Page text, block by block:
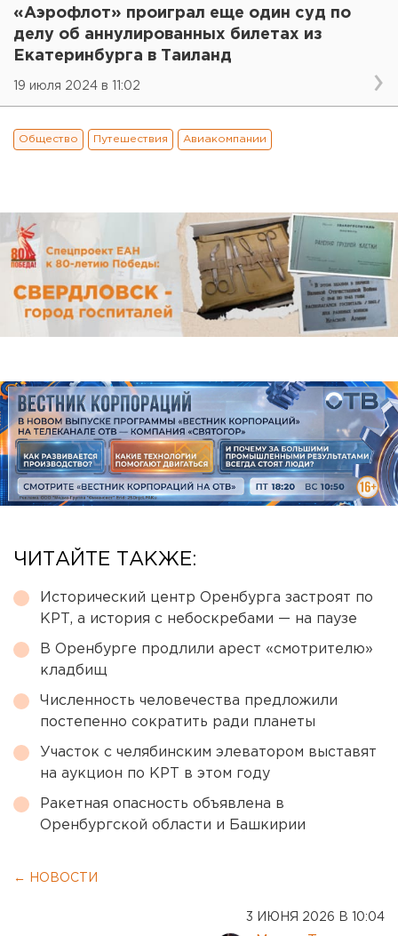
«Аэрофлот» проиграл еще один суд по
делу об аннулированных билетах из
Екатеринбурга в Таиланд
19 июля 2024 в 11:02
Общество Путешествия Авиакомпании
ЧИТАЙТЕ ТАКЖЕ:
Исторический центр Оренбурга застроят по
КРТ, а история с небоскребами — на паузе
В Оренбурге продлили арест «смотрителю»
кладбищ
Численность человечества предложили
постепенно сократить ради планеты
Участок с челябинским элеватором выставят
на аукцион по КРТ в этом году
Ракетная опасность объявлена в
Оренбургской области и Башкирии
← НОВОСТИ
3 ИЮНЯ 2026 В 10:04